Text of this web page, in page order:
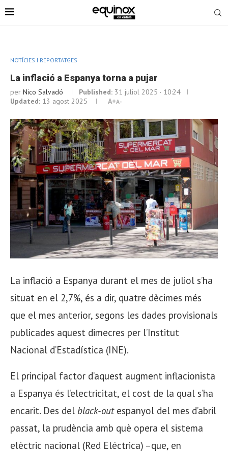
NOTÍCIES I REPORTATGES
La inflació a Espanya torna a pujar
per Nico Salvadó Published: 31 juliol 2025 · 10:24
Updated: 13 agost 2025 A+A-
La inflació a Espanya durant el mes de juliol s’ha
situat en el 2,7%, és a dir, quatre dècimes més
que el mes anterior, segons les dades provisionals
publicades aquest dimecres per l’Institut
Nacional d’Estadística (INE).
El principal factor d’aquest augment inflacionista
a Espanya és l’electricitat, el cost de la qual s’ha
encarit. Des del black-outespanyol del mes d’abril
passat, la prudència amb què opera el sistema
elèctric nacional (Red Eléctrica) –que, en